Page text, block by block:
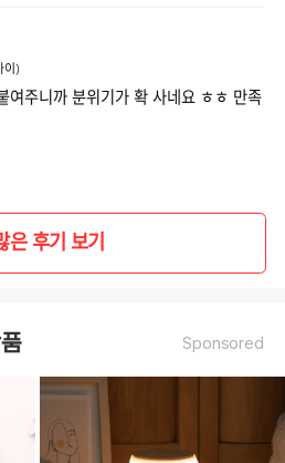
이)
여주니까 분위기가 확 사네요 ㅎㅎ 만족
은 후기 보기
Sponsored